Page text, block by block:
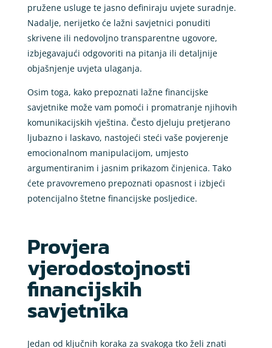
pružene usluge te jasno definiraju uvjete suradnje.
Nadalje, nerijetko će lažni savjetnici ponuditi
skrivene ili nedovoljno transparentne ugovore,
izbjegavajući odgovoriti na pitanja ili detaljnije
objašnjenje uvjeta ulaganja.
Osim toga, kako prepoznati lažne financijske
savjetnike može vam pomoći i promatranje njihovih
komunikacijskih vještina. Često djeluju pretjerano
ljubazno i laskavo, nastojeći steći vaše povjerenje
emocionalnom manipulacijom, umjesto
argumentiranim i jasnim prikazom činjenica. Tako
ćete pravovremeno prepoznati opasnost i izbjeći
potencijalno štetne financijske posljedice.
Provjera
vjerodostojnosti
financijskih
savjetnika
Jedan od ključnih koraka za svakoga tko želi znati